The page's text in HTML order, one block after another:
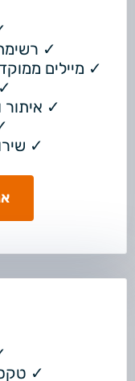
✓
✓ מיילים
✓ איתור
✓
✓